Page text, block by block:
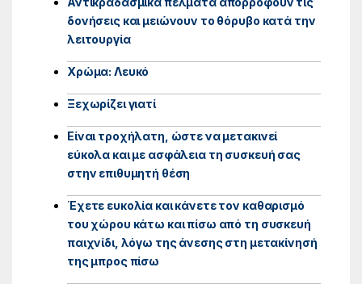
δονήσεις και μειώνουν το θόρυβο κατά την
λειτουργία
Χρώμα: Λευκό
Ξεχωρίζει γιατί
Είναι τροχήλατη, ώστε να μετακινεί
εύκολα και με ασφάλεια τη συσκευή σας
στην επιθυμητή θέση
Έχετε ευκολία και κάνετε τον καθαρισμό
του χώρου κάτω και πίσω από τη συσκευή
παιχνίδι, λόγω της άνεσης στη μετακίνησή
της μπρος πίσω